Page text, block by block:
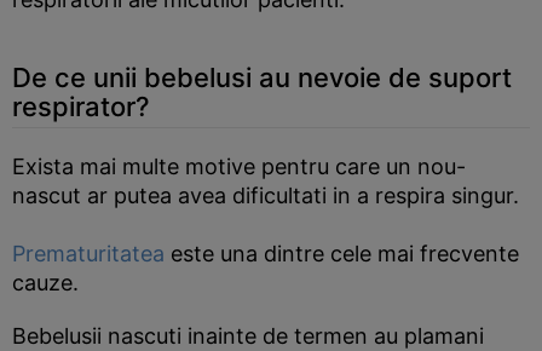
De ce unii bebelusi au nevoie de suport
respirator?
Exista mai multe motive pentru care un nou-
nascut ar putea avea dificultati in a respira singur.
Prematuritatea este una dintre cele mai frecvente
cauze.
Bebelusii nascuti inainte de termen au plamani